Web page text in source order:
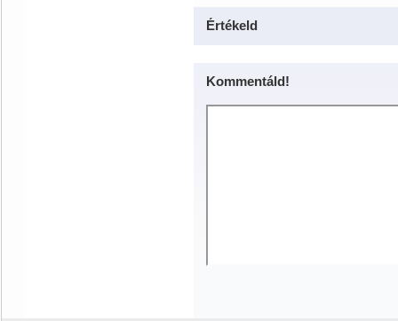
Értékeld
Kommentáld!